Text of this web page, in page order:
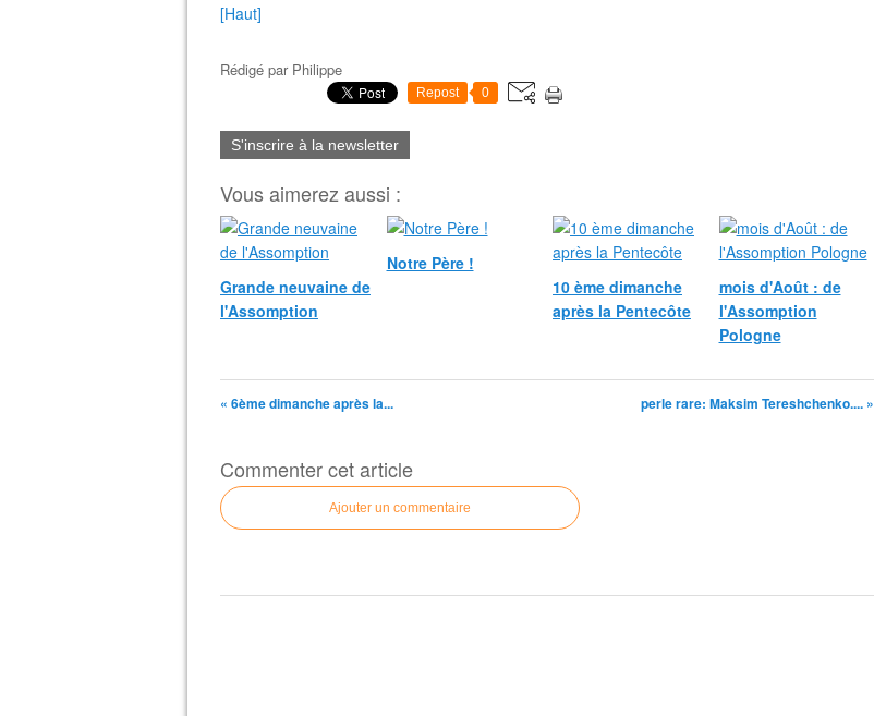
[Haut]
Rédigé par Philippe
Repost 0
S'inscrire à la newsletter
Vous aimerez aussi :
Grande neuvaine de
l'Assomption
Notre Père !
10 ème dimanche
après la Pentecôte
mois d'Août : de
l'Assomption
Pologne
« 6ème dimanche après la... perle rare: Maksim Tereshchenko.... »
Commenter cet article
Ajouter un commentaire